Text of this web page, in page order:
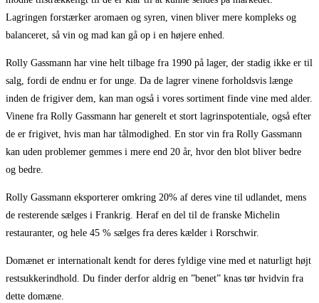
Lagringen forstærker aromaen og syren, vinen bliver mere kompleks og
balanceret, så vin og mad kan gå op i en højere enhed.
Rolly Gassmann har vine helt tilbage fra 1990 på lager, der stadig ikke er til
salg, fordi de endnu er for unge. Da de lagrer vinene forholdsvis længe
inden de frigiver dem, kan man også i vores sortiment finde vine med alder.
Vinene fra Rolly Gassmann har generelt et stort lagrinspotentiale, også efter
de er frigivet, hvis man har tålmodighed. En stor vin fra Rolly Gassmann
kan uden problemer gemmes i mere end 20 år, hvor den blot bliver bedre
og bedre.
Rolly Gassmann eksporterer omkring 20% af deres vine til udlandet, mens
de resterende sælges i Frankrig. Heraf en del til de franske Michelin
restauranter, og hele 45 % sælges fra deres kælder i Rorschwir.
Domænet er internationalt kendt for deres fyldige vine med et naturligt højt
restsukkerindhold. Du finder derfor aldrig en ”benet” knas tør hvidvin fra
dette domæne.